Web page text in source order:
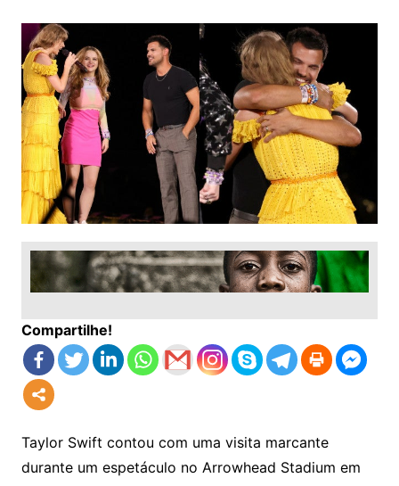
Compartilhe!
Taylor Swift contou com uma visita marcante
durante um espetáculo no Arrowhead Stadium em